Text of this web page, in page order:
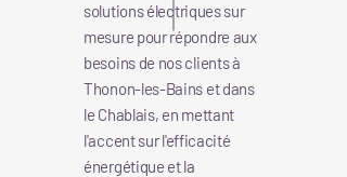
solutions électriques sur
mesure pour répondre aux
besoins de nos clients à
Thonon-les-Bains et dans
le Chablais, en mettant
l'accent sur l'efficacité
énergétique et la